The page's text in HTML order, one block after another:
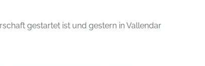
gestartet ist und gestern in Vallendar